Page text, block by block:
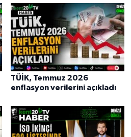
TÜİK, Temmuz 2026
enflasyon verilerini açıkladı